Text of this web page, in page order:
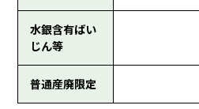
水銀含有ばい
じん等
普通産廃限定